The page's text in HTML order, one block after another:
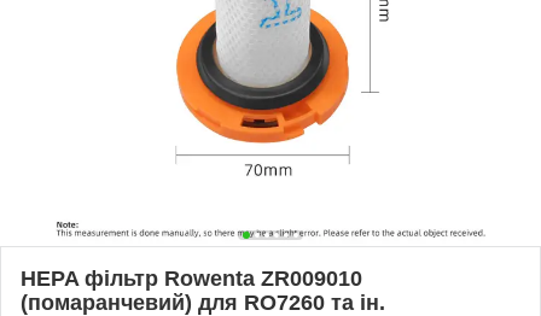
HEPA фільтр Rowenta ZR009010
(помаранчевий) для RO7260 та ін.